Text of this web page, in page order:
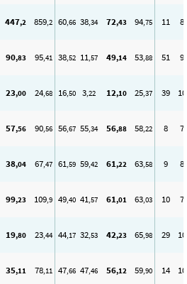
447,2 859,2 60,66 38,34 72,43 94,75 11 8
90,83 95,41 38,52 11,57 49,14 53,88 51 9
23,00 24,68 16,50 3,22 12,10 25,37 39 10
57,56 90,56 56,67 55,34 56,88 58,22 8 7
38,04 67,47 61,59 59,42 61,22 63,58 9 8
99,23 109,9 49,40 41,57 61,01 63,03 10 7
19,80 23,44 44,17 32,53 42,23 65,98 29 10
35,11 78,11 47,66 47,46 56,12 59,90 14 10